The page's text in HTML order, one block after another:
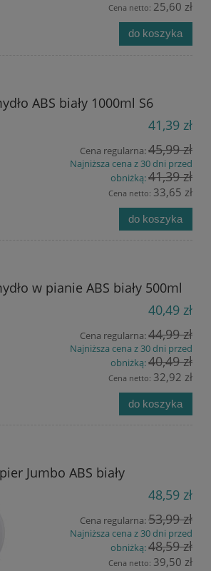
Cena netto: 25,60 zł
do koszyka
ABS biały 1000ml S6
41,39 zł
Cena regularna:45,99 zł
Najniższa cena z 30 dni przed
obniżką:41,39 zł
Cena netto: 33,65 zł
do koszyka
w pianie ABS biały 500ml
40,49 zł
Cena regularna:44,99 zł
Najniższa cena z 30 dni przed
obniżką:40,49 zł
Cena netto: 32,92 zł
do koszyka
Jumbo ABS biały
48,59 zł
Cena regularna:53,99 zł
Najniższa cena z 30 dni przed
obniżką:48,59 zł
Cena netto: 39,50 zł